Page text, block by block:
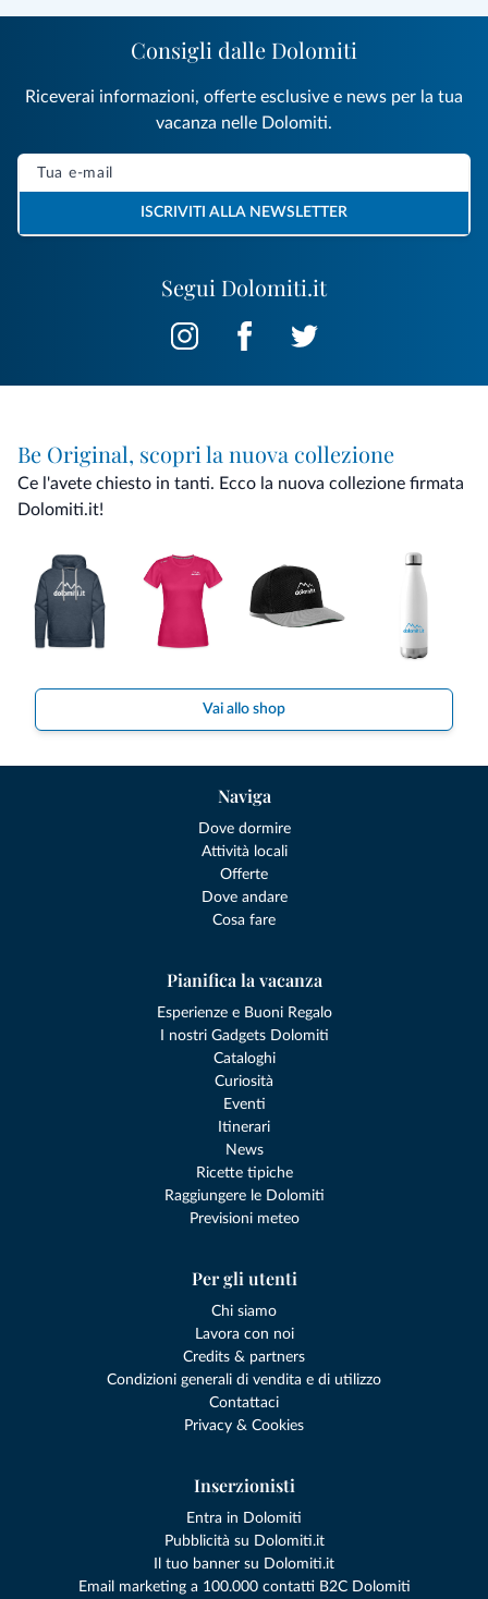
Segui Dolomiti.it
Consigli dalle Dolomiti
Riceverai informazioni, offerte esclusive e news per la tua
vacanza nelle Dolomiti.
ISCRIVITI ALLA NEWSLETTER
Be Original, scopri la nuova collezione
Ce l'avete chiesto in tanti. Ecco la nuova collezione firmata
Dolomiti.it!
Vai allo shop
Naviga
Dove dormire
Attività locali
Offerte
Dove andare
Cosa fare
Pianifica la vacanza
Esperienze e Buoni Regalo
I nostri Gadgets Dolomiti
Cataloghi
Curiosità
Eventi
Itinerari
News
Ricette tipiche
Raggiungere le Dolomiti
Previsioni meteo
Per gli utenti
Chi siamo
Lavora con noi
Credits & partners
Condizioni generali di vendita e di utilizzo
Contattaci
Privacy & Cookies
Inserzionisti
Entra in Dolomiti
Pubblicità su Dolomiti.it
Il tuo banner su Dolomiti.it
Email marketing a 100.000 contatti B2C Dolomiti